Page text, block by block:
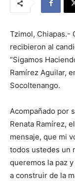
Tzimol, Chiapas.-
recibieron al
“Sigamos
Ramírez Aguilar,
Socoltenango.
Acompañado por
Renata Ramírez,
mensaje, que mi
todos ustedes un
queremos la paz
a construir de la